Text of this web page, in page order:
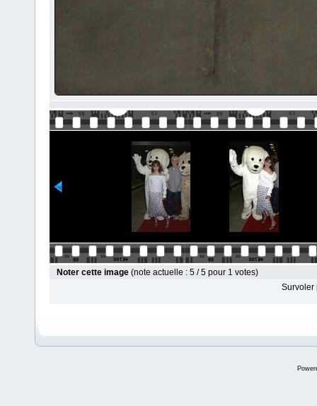
Noter cette image (note actuelle : 5 / 5 pour 1 votes)
Survoler